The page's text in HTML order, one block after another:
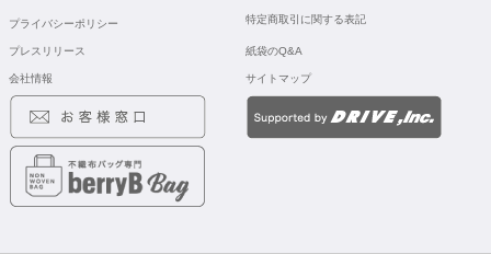
プライバシーポリシー 特定商取引に関する表記
プレスリリース 紙袋のQ&A
会社情報 サイトマップ